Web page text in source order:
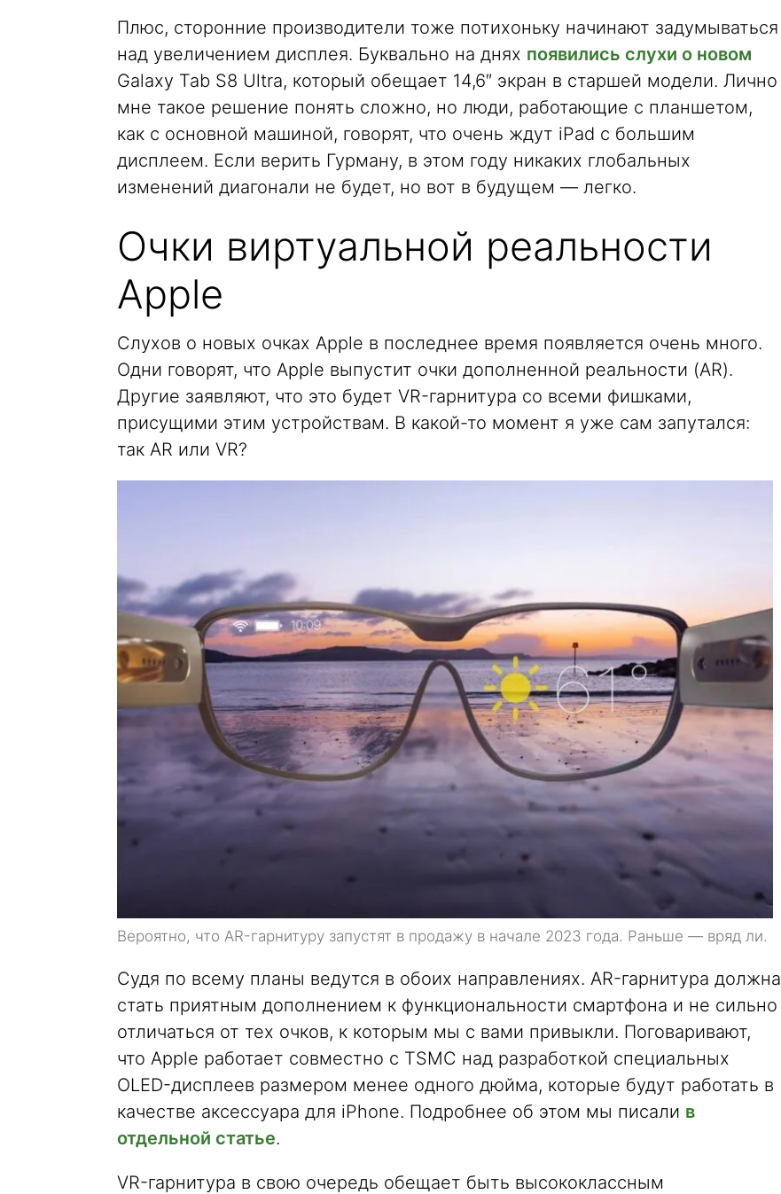
Плюс, сторонние производители тоже потихоньку начинают задумываться
над увеличением дисплея. Буквально на днях появились слухи о новом
Galaxy Tab S8 Ultra, который обещает 14,6″ экран в старшей модели. Лично
мне такое решение понять сложно, но люди, работающие с планшетом,
как с основной машиной, говорят, что очень ждут iPad с большим
дисплеем. Если верить Гурману, в этом году никаких глобальных
изменений диагонали не будет, но вот в будущем — легко.
Очки виртуальной реальности
Apple
Слухов о новых очках Apple в последнее время появляется очень много.
Одни говорят, что Apple выпустит очки дополненной реальности (AR).
Другие заявляют, что это будет VR-гарнитура со всеми фишками,
присущими этим устройствам. В какой-то момент я уже сам запутался:
так AR или VR?
Вероятно, что AR-гарнитуру запустят в продажу в начале 2023 года. Раньше — вряд ли.
Судя по всему планы ведутся в обоих направлениях. AR-гарнитура должна
стать приятным дополнением к функциональности смартфона и не сильно
отличаться от тех очков, к которым мы с вами привыкли. Поговаривают,
что Apple работает совместно с TSMC над разработкой специальных
OLED-дисплеев размером менее одного дюйма, которые будут работать в
качестве аксессуара для iPhone. Подробнее об этом мы писали в
отдельной статье.
VR-гарнитура в свою очередь обещает быть высококлассным